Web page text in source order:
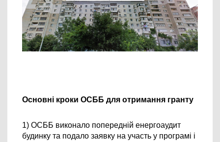
Основні кроки ОСББ для отримання гранту
1) ОСББ виконало попередній енергоаудит
будинку та подало заявку на участь у програмі і